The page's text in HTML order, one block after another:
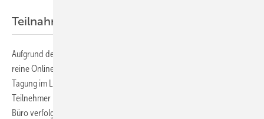
Teilnahme ist nur online möglich
Aufgrund der aktuellen Situation mussten die Veranstalter auf eine
reine Online veranstaltung umschwenken. Dazu wird die gesamte
Tagung im Livestream über das Internet übertragen. Der Vorteil: Die
Teilnehmer können die Tagung bequem von zu Hause oder aus dem
Büro verfolgen und müssen nicht extra nach Wien kommen. Einen